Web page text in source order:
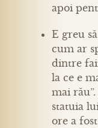
apoi
E greu
cum ar
dintre
la ce e
mai
statuia
ore a